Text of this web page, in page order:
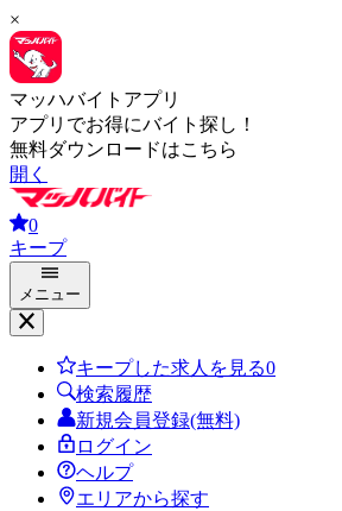
×
マッハバイトアプリ
アプリでお得にバイト探し！
無料ダウンロードはこちら
開く
0
キープ
メニュー
キープした求人を見る0
検索履歴
新規会員登録(無料)
ログイン
ヘルプ
エリアから探す